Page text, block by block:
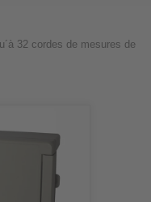
32 cordes de mesures de